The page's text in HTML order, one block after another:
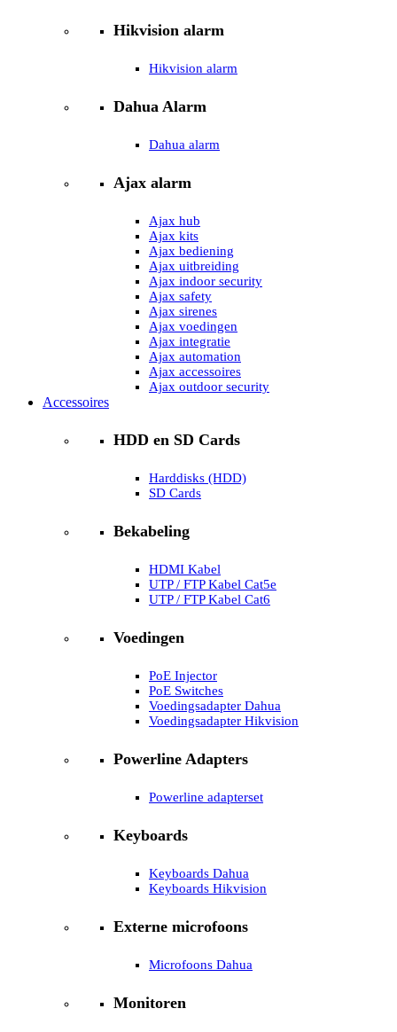
Hikvision alarm
Hikvision alarm
Dahua Alarm
Dahua alarm
Ajax alarm
Ajax hub
Ajax kits
Ajax bediening
Ajax uitbreiding
Ajax indoor security
Ajax safety
Ajax sirenes
Ajax voedingen
Ajax integratie
Ajax automation
Ajax accessoires
Ajax outdoor security
Accessoires
HDD en SD Cards
Harddisks (HDD)
SD Cards
Bekabeling
HDMI Kabel
UTP / FTP Kabel Cat5e
UTP / FTP Kabel Cat6
Voedingen
PoE Injector
PoE Switches
Voedingsadapter Dahua
Voedingsadapter Hikvision
Powerline Adapters
Powerline adapterset
Keyboards
Keyboards Dahua
Keyboards Hikvision
Externe microfoons
Microfoons Dahua
Monitoren